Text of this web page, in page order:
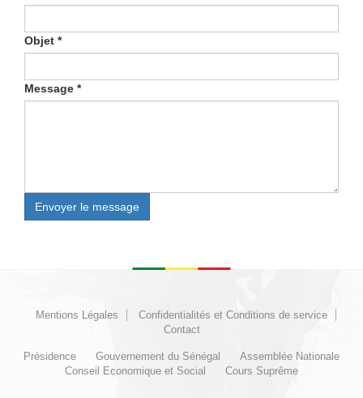
Objet *
Message *
Envoyer le message
Mentions Légales
Confidentialités et Conditions de service
Contact
Présidence Gouvernement du Sénégal
Assemblée Nationale
Conseil Economique et Social
Cours Suprême